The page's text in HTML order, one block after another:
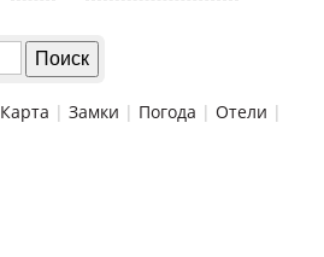
Карта | Замки | Погода | Отели |